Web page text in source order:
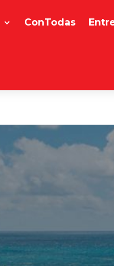
ConTodas